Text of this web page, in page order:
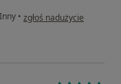
Inny • w opinii użytkownika
zgłoś nadużycie